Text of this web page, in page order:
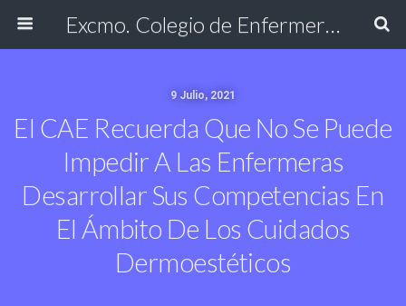
Excmo. Colegio de Enfermería de Cádiz
9 Julio, 2021
El CAE Recuerda Que No Se Puede
Impedir A Las Enfermeras
Desarrollar Sus Competencias En
El Ámbito De Los Cuidados
Dermoestéticos